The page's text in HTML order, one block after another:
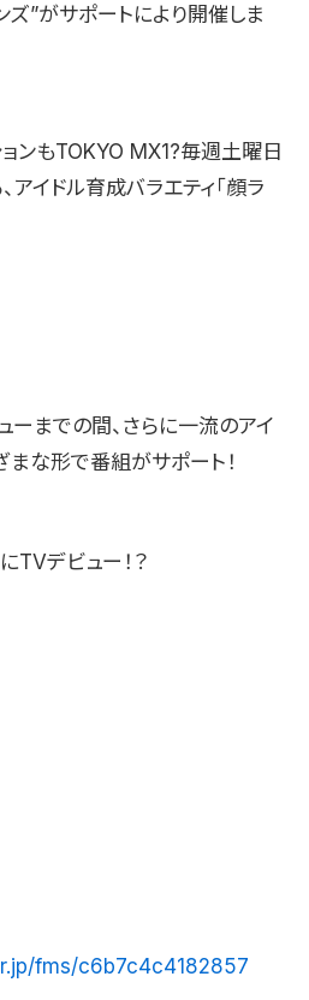
ズ”がサポートにより開催しま
ンもTOKYO MX1?毎週土曜日
イドル育成バラエティ「顔ラ
ーまでの間、さらに一流のアイ
まな形で番組がサポート！
TVデビュー！？
fms/c6b7c4c4182857